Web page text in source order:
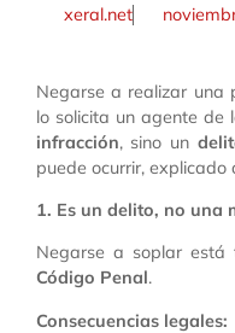
xeral.net
Negarse a realizar una
lo solicita un agente de
infracción, sino un
puede ocurrir, explicado
1. Es un delito, no una
Negarse a soplar
Código Penal.
Consecuencias legales: